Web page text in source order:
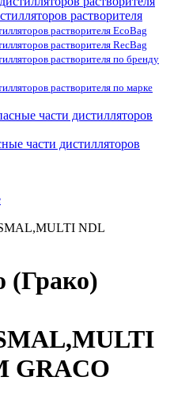
растворителя
растворителя EcoBag
растворителя RecBag
растворителя по бренду
растворителя по марке
части дистилляторов
NDL
(Грако)
GRACO